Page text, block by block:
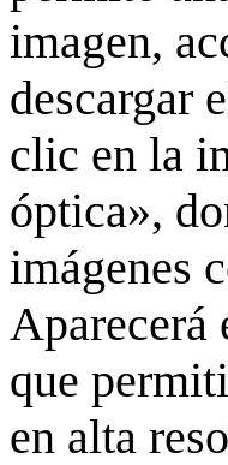
imagen,
descargar
clic en la
óptica»,
imágenes
Aparecerá
que
en alta